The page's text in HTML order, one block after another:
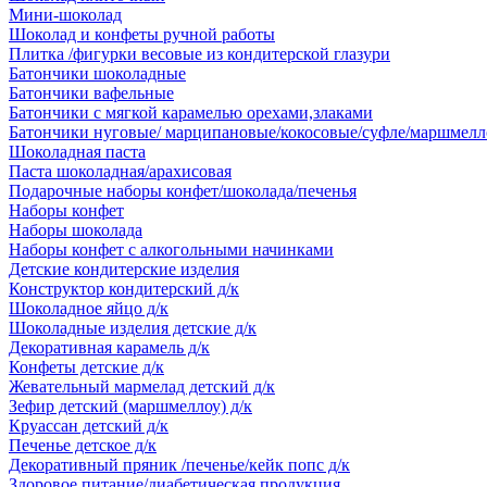
Мини-шоколад
Шоколад и конфеты ручной работы
Плитка /фигурки весовые из кондитерской глазури
Батончики шоколадные
Батончики вафельные
Батончики с мягкой карамелью орехами,злаками
Батончики нуговые/ марципановые/кокосовые/суфле/
Шоколадная паста
Паста шоколадная/арахисовая
Подарочные наборы конфет/шоколада/печенья
Наборы конфет
Наборы шоколада
Наборы конфет с алкогольными начинками
Детские кондитерские изделия
Конструктор кондитерский д/к
Шоколадное яйцо д/к
Шоколадные изделия детские д/к
Декоративная карамель д/к
Конфеты детские д/к
Жевательный мармелад детский д/к
Зефир детский (маршмеллоу) д/к
Круассан детский д/к
Печенье детское д/к
Декоративный пряник /печенье/кейк попс д/к